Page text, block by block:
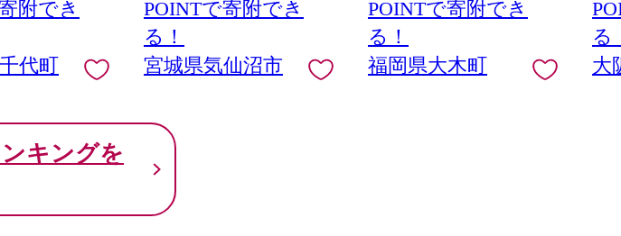
附でき
代町
POINTで寄附でき
る！
宮城県気仙沼市
POINTで寄附でき
る！
福岡県大木町
る
大
キングを